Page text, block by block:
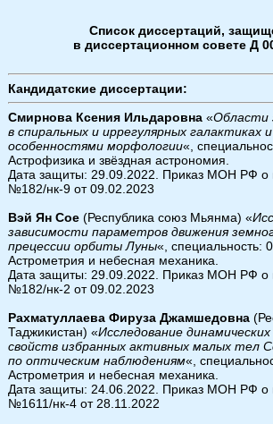
Список диссертаций,
в диссертационном совете Д
Кандидатские диссертации:
Смирнова Ксения Ильдаровна «Области
в спиральных и иррегулярных галактиках
особенностями морфологии«,
Астрофизика и звёздная астрономия.
Дата защиты: 29.09.2022. Приказ МОН РФ о
№182/нк-9 от 09.02.2023
Вэй Ян Сое (Республика союз Мьянма) «
зависимости параметров движения
прецессии орбиты Луны«, специальность:
Астрометрия и небесная механика.
Дата защиты: 29.09.2022. Приказ МОН РФ о
№182/нк-2 от 09.02.2023
Рахматуллаева Фируза Джамшедовна
Таджикистан) «Исследование
свойств избранных активных малых тел
по оптическим наблюдениям«,
Астрометрия и небесная механика.
Дата защиты: 24.06.2022. Приказ МОН РФ о
№1611/нк-4 от 28.11.2022